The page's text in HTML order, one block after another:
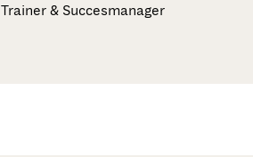
Trainer & Succesmanager